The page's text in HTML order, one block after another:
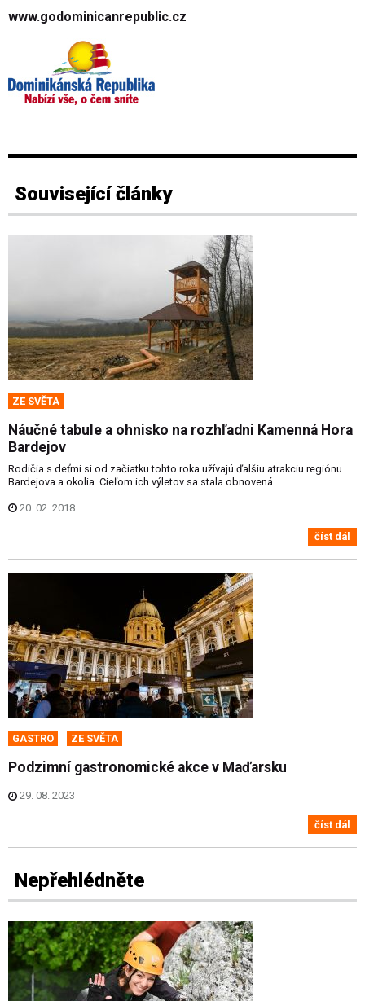
www.godominicanrepublic.cz
Související články
ZE SVĚTA
Náučné tabule a ohnisko na rozhľadni Kamenná Hora
Bardejov
Rodičia s deťmi si od začiatku tohto roka užívajú ďalšiu atrakciu regiónu
Bardejova a okolia. Cieľom ich výletov sa stala obnovená...
20. 02. 2018
číst dál
GASTRO ZE SVĚTA
Podzimní gastronomické akce v Maďarsku
29. 08. 2023
číst dál
Nepřehlédněte